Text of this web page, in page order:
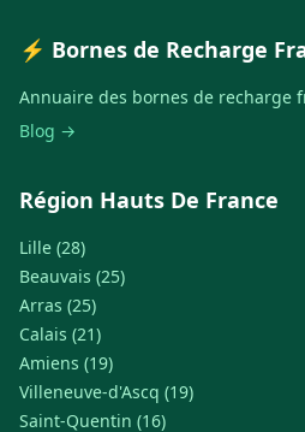
⚡ Bornes de Recharge
Annuaire des bornes de recharge
Blog →
Région Hauts De France
Lille (28)
Beauvais (25)
Arras (25)
Calais (21)
Amiens (19)
Villeneuve-d'Ascq (19)
Saint-Quentin (16)